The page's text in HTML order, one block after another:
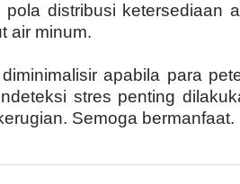
distribusi ketersediaan
air minum.
apabila para
stres penting
Semoga bermanfaat.